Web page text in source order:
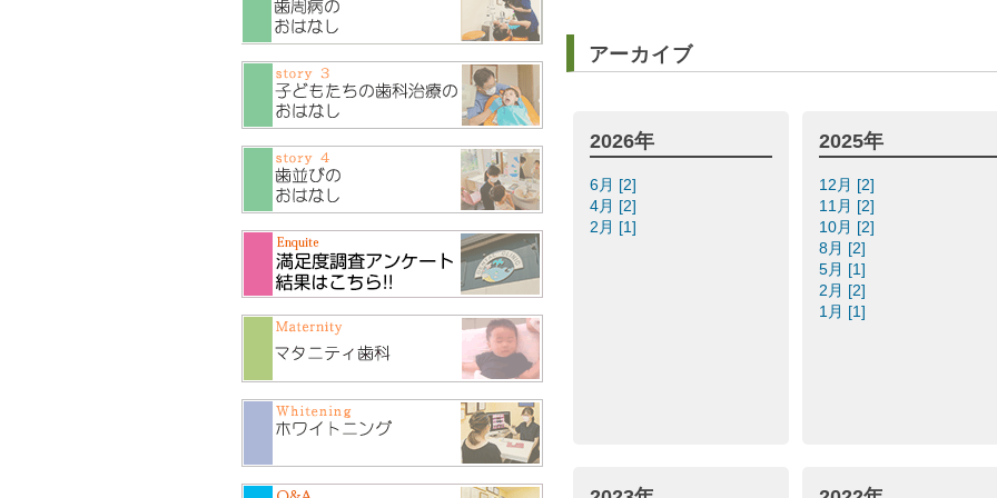
アーカイブ
2026年
6月 [2]
4月 [2]
2月 [1]
2025年
12月 [2]
11月 [2]
10月 [2]
8月 [2]
5月 [1]
2月 [2]
1月 [1]